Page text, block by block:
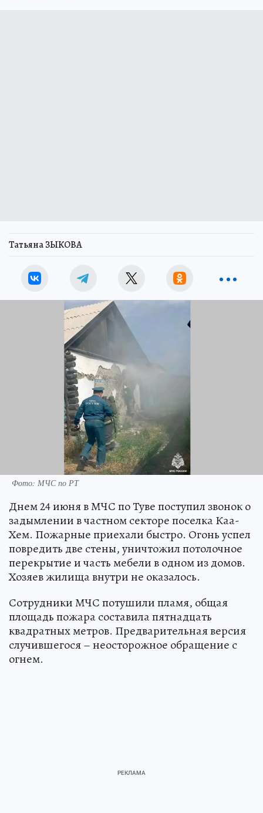
Татьяна ЗЫКОВА
Фото: МЧС по РТ
Днем 24 июня в МЧС по Туве поступил звонок о
задымлении в частном секторе поселка Каа-
Хем. Пожарные приехали быстро. Огонь успел
повредить две стены, уничтожил потолочное
перекрытие и часть мебели в одном из домов.
Хозяев жилища внутри не оказалось.
Сотрудники МЧС потушили пламя, общая
площадь пожара составила пятнадцать
квадратных метров. Предварительная версия
случившегося – неосторожное обращение с
огнем.